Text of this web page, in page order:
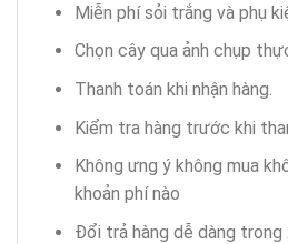
Miễn phí sỏi trắng và phụ
Chọn cây qua ảnh chụp
Thanh toán khi nhận hàng.
Kiểm tra hàng trước khi
Không ưng ý không mua
khoản phí nào
Đổi trả hàng dễ dàng trong